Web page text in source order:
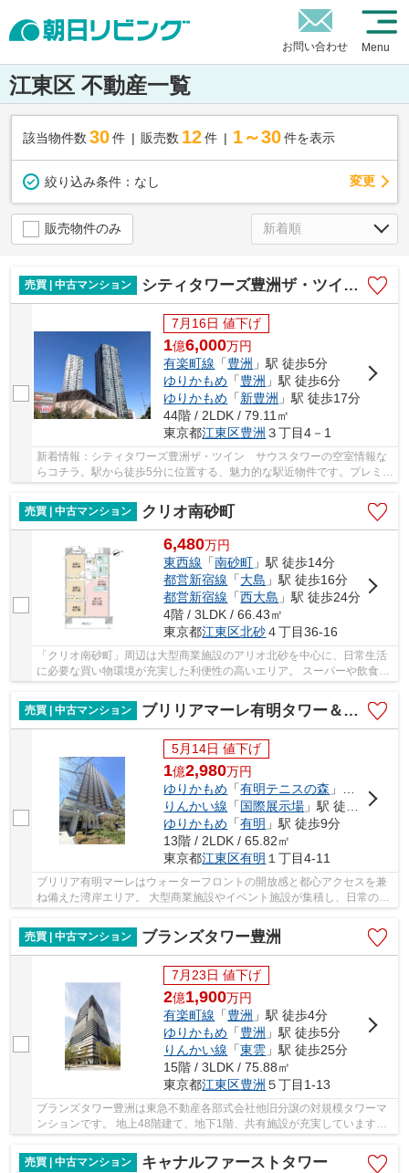
お問い合わせ Menu
江東区 不動産一覧
該当物件数 30件 販売数 12 件 1～30 件を表示
絞り込み条件： なし 変更
販売物件のみ
売買 | 中古マンション シティタワーズ豊洲ザ・ツイン サウスタワー
7月16日 値下げ
1億6,000万円
有楽町線 「豊洲 」駅 徒歩5分
ゆりかもめ 「豊洲 」駅 徒歩6分
ゆりかもめ 「新豊洲 」駅 徒歩17分
44階 / 2LDK / 79.11㎡
東京都江東区豊洲 ３丁目4－1
新着情報：シティタワーズ豊洲ザ・ツイン サウスタワーの空室情報な
らコチラ。駅から徒歩5分に位置する、魅力的な駅近物件です。プレミア
売買 | 中古マンション
クリオ南砂町
6,480万円
東西線 「南砂町 」駅 徒歩14分
都営新宿線 「大島 」駅 徒歩16分
都営新宿線 「西大島 」駅 徒歩24分
4階 / 3LDK / 66.43㎡
東京都江東区北砂４丁目36-16
「クリオ南砂町」周辺は大型商業施設のアリオ北砂を中心に、日常生活
に必要な買い物環境が充実した利便性の高いエリア。 スーパーや飲食
売買 | 中古マンション
ブリリアマーレ有明タワー＆ガーデン
5月14日 値下げ
1億2,980万円
ゆりかもめ 「有明テニスの森 」駅 徒歩5分
りんかい線 「国際展示場 」駅 徒歩8分
ゆりかもめ 「有明 」駅 徒歩9分
13階 / 2LDK / 65.82㎡
東京都江東区有明 １丁目4-11
ブリリア有明マーレはウォーターフロントの開放感と都心アクセスを兼
ね備えた湾岸エリア。 大型商業施設やイベント施設が集積し、日常の利
便性と非日常の楽しさが共存するゆとりのある...
売買 | 中古マンション
ブランズタワー豊洲
7月23日 値下げ
2億1,900万円
有楽町線 「豊洲 」駅 徒歩4分
ゆりかもめ 「豊洲 」駅 徒歩5分
りんかい線 「東雲 」駅 徒歩25分
15階 / 3LDK / 75.88㎡
東京都江東区豊洲 ５丁目1-13
ブランズタワー豊洲は東急不動産各部式会社他旧分譲の対規模タワーマ
ンションです。 地上48階建て、地下1階、共有施設が充実しています。
近隣には大型商業施設やスーパー、風通しや夜...
売買 | 中古マンション
キャナルファーストタワー